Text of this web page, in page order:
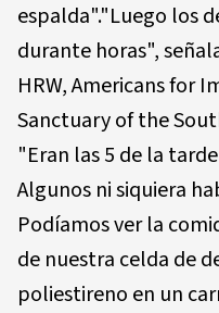
espalda"."Luego los
durante horas",
HRW, Americans for
Sanctuary of the
"Eran las 5 de la
Algunos ni siquiera
Podíamos ver la
de nuestra celda de
poliestireno en un